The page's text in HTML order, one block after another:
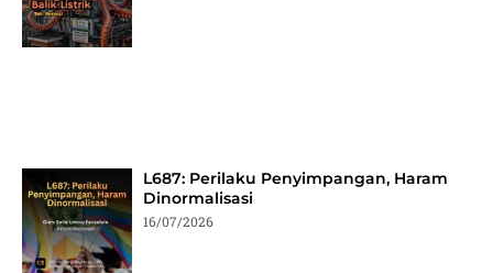
L687: Perilaku Penyimpangan, Haram
Dinormalisasi
16/07/2026